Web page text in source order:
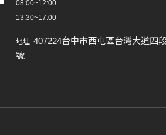
08:00~12:00
13:30~17:00
地址407224台中市西屯區台灣大道四
號